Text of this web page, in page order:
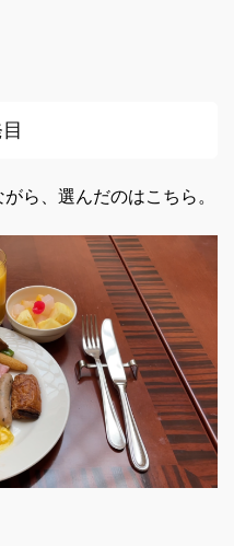
ら、選んだのはこちら。